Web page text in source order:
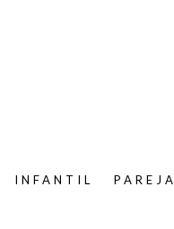
INFANTIL PAREJA